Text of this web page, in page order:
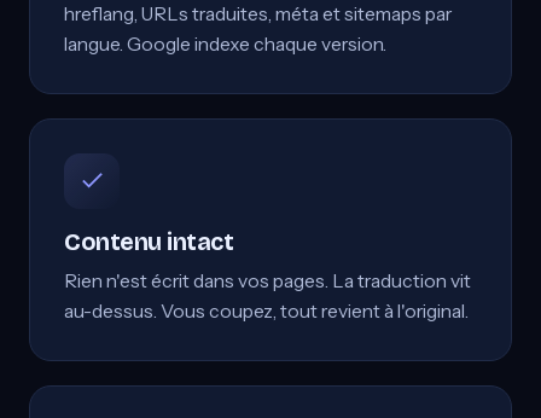
hreflang, URLs traduites, méta et sitemaps par
langue. Google indexe chaque version.
Contenu intact
Rien n'est écrit dans vos pages. La traduction vit
au-dessus. Vous coupez, tout revient à l'original.